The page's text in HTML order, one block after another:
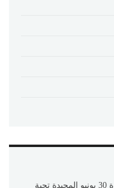
المستشار عبد الكريم: في ذكرى ثورة 30 يونيو المجيدة تحية